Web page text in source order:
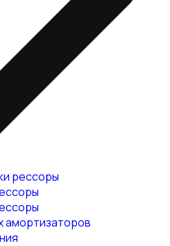
рессоры
амортизаторов